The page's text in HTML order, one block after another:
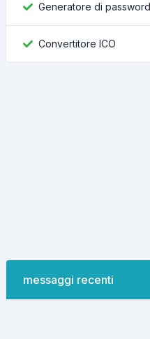
Generatore di password
Convertitore ICO
messaggi recenti